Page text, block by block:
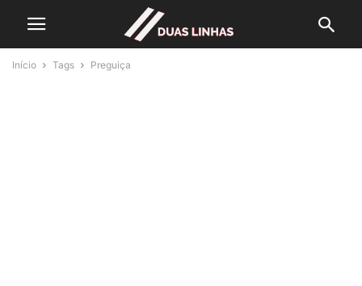
Início Tags Preguiça